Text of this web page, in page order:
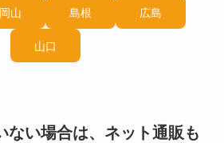
岡山 島根 広島
山口
ない場合は、ネット通販も